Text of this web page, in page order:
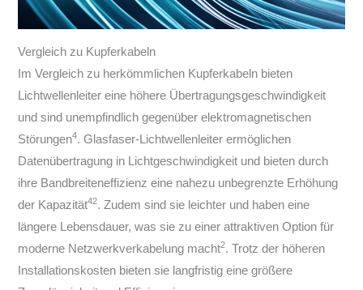
Vergleich zu Kupferkabeln
Im Vergleich zu herkömmlichen Kupferkabeln bieten
Lichtwellenleiter eine höhere Übertragungsgeschwindigkeit
und sind unempfindlich gegenüber elektromagnetischen
Störungen4. Glasfaser-Lichtwellenleiter ermöglichen
Datenübertragung in Lichtgeschwindigkeit und bieten durch
ihre Bandbreiteneffizienz eine nahezu unbegrenzte Erhöhung
der Kapazität42. Zudem sind sie leichter und haben eine
längere Lebensdauer, was sie zu einer attraktiven Option für
moderne Netzwerkverkabelung macht2. Trotz der höheren
Installationskosten bieten sie langfristig eine größere